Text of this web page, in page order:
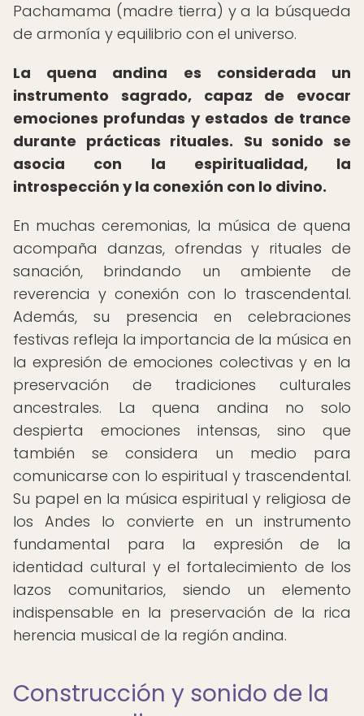
Pachamama (madre tierra) y a la búsqueda
de armonía y equilibrio con el universo.
La quena andina es considerada un
instrumento sagrado, capaz de evocar
emociones profundas y estados de trance
durante prácticas rituales. Su sonido se
asocia con la espiritualidad, la
introspección y la conexión con lo divino.
En muchas ceremonias, la música de quena
acompaña danzas, ofrendas y rituales de
sanación, brindando un ambiente de
reverencia y conexión con lo trascendental.
Además, su presencia en celebraciones
festivas refleja la importancia de la música en
la expresión de emociones colectivas y en la
preservación de tradiciones culturales
ancestrales. La quena andina no solo
despierta emociones intensas, sino que
también se considera un medio para
comunicarse con lo espiritual y trascendental.
Su papel en la música espiritual y religiosa de
los Andes lo convierte en un instrumento
fundamental para la expresión de la
identidad cultural y el fortalecimiento de los
lazos comunitarios, siendo un elemento
indispensable en la preservación de la rica
herencia musical de la región andina.
Construcción y sonido de la